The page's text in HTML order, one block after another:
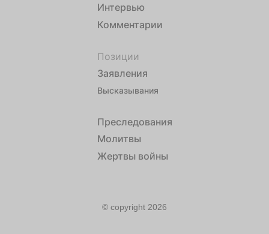
Интервью
Комментарии
Позиции
Заявления
Высказывания
Преследования
Молитвы
Жертвы войны
© copyright 2026